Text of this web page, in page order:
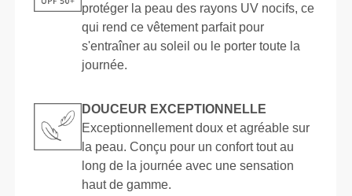
protéger la peau des rayons UV nocifs, ce
qui rend ce vêtement parfait pour
s'entraîner au soleil ou le porter toute la
journée.
DOUCEUR EXCEPTIONNELLE
Exceptionnellement doux et agréable sur
la peau. Conçu pour un confort tout au
long de la journée avec une sensation
haut de gamme.